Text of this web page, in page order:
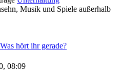
Musik und Spiele außerhalb
hört ihr gerade?
08:09